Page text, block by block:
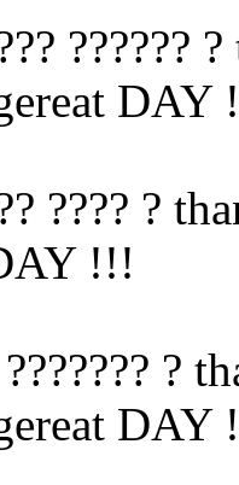
DAY
???? ?
!!!
??????? ?
DAY